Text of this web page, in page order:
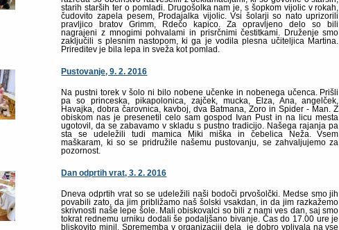
starih starših ter o pomladi. Drugošolka nam je, s šopkom vijolic v rokah,
čudovito zapela pesem, Prodajalka vijolic. Vsi šolarji so nato uprizorili
pravljico bratov Grimm, Rdečo kapico. Za opravljeno delo so bili
nagrajeni z mnogimi pohvalami in prisrčnimi čestitkami. Druženje smo
zaključili s plesnim nastopom, ki ga je vodila plesna učiteljica Martina.
Prireditev je bila lepa in sveža kot pomlad.
Pustovanje, 9. 2. 2016
Na pustni torek v šolo ni bilo nobene učenke in nobenega učenca. Prišli
pa so princeska, pikapolonica, zajček, mucka, Elza, Ana, angelček,
Havajka, dobra čarovnica, kavboj, dva Batmana, Zoro in Spider - Man. Z
obiskom nas je presenetil celo sam gospod Ivan Pust in na licu mesta
ugotovil, da se zabavamo v skladu s pustno tradicijo. Našega rajanja pa
sta se udeležili tudi mamica Miki miška in čebelica Neža. Vsem
maškaram, ki so se pridružile našemu pustovanju, se zahvaljujemo za
pozornost.
Dan odprtih vrat, 3. 2. 2016
Dneva odprtih vrat so se udeležili naši bodoči prvošolčki. Medse smo jih
povabili zato, da jim približamo naš šolski vsakdan, in da jim razkažemo
skrivnosti naše lepe šole. Mali obiskovalci so bili z nami ves dan, saj smo
tokrat rednemu urniku dodali še podaljšano bivanje. Čas do 17.00 ure je
bliskovito minil. Sprememba v organizaciji dela je dobro vplivala na vse